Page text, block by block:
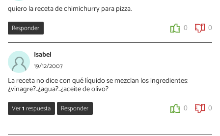
quiero la receta de chimichurry para pizza.
Responder 0 0
Isabel
19/12/2007
La receta no dice con qué líquido se mezclan los ingredientes:
¿vinagre?..¿agua?..¿aceite de olivo?
Ver1respuesta Responder 0 0